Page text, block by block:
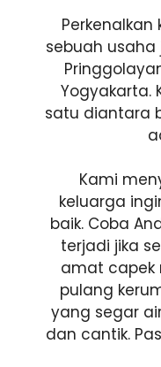
Perkenalkan
sebuah
Yogyakarta.
satu diantara
Kami
keluarga
baik. Coba
terjadi jika
amat capek
pulang
yang segar
dan cantik.